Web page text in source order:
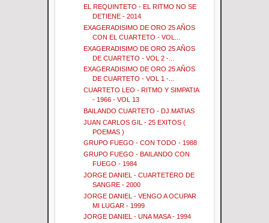
EL REQUINTETO - EL RITMO NO SE
DETIENE - 2014
EXAGERADISIMO DE ORO 25 AÑOS
CON EL CUARTETO - VOL...
EXAGERADISIMO DE ORO 25 AÑOS
DE CUARTETO - VOL 2 -...
EXAGERADISIMO DE ORO 25 AÑOS
DE CUARTETO - VOL 1 -...
CUARTETO LEO - RITMO Y SIMPATIA
- 1966 - VOL 13
BAILANDO CUARTETO - DJ.MATIAS
JUAN CARLOS GIL - 25 EXITOS (
POEMAS )
GRUPO FUEGO - CON TODO - 1988
GRUPO FUEGO - BAILANDO CON
FUEGO - 1984
JORGE DANIEL - CUARTETERO DE
SANGRE - 2000
JORGE DANIEL - VENGO A OCUPAR
MI LUGAR - 1999
JORGE DANIEL - UNA MASA - 1994